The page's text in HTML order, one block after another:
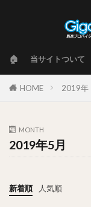
🏠 当サイトついて
HOME 2019年
MONTH
2019年5月
新着順 人気順